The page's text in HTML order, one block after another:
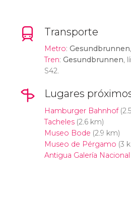
Transporte
Metro: Gesundbrunnen
Tren: Gesundbrunnen,
S42.
Lugares
Hamburger Bahnhof
Tacheles(2.6 km)
Museo Bode (2.9 km)
Museo de Pérgamo (3
Antigua Galería